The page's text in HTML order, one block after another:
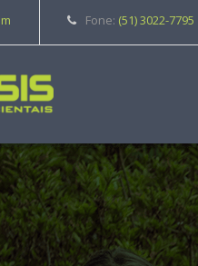
Fone: (51) 3022-7795